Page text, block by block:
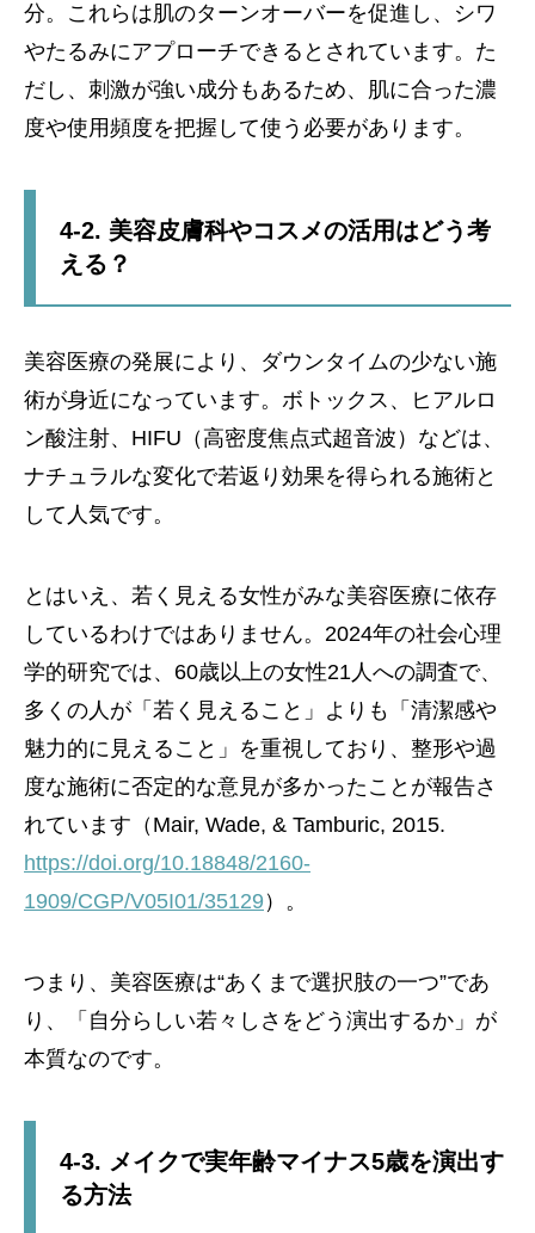
分。これらは肌のターンオーバーを促進し、シワ
やたるみにアプローチできるとされています。た
だし、刺激が強い成分もあるため、肌に合った濃
度や使用頻度を把握して使う必要があります。
4-2. 美容皮膚科やコスメの活用はどう考
える？
美容医療の発展により、ダウンタイムの少ない施
術が身近になっています。ボトックス、ヒアルロ
ン酸注射、HIFU（高密度焦点式超音波）などは、
ナチュラルな変化で若返り効果を得られる施術と
して人気です。
とはいえ、若く見える女性がみな美容医療に依存
しているわけではありません。2024年の社会心理
学的研究では、60歳以上の女性21人への調査で、
多くの人が「若く見えること」よりも「清潔感や
魅力的に見えること」を重視しており、整形や過
度な施術に否定的な意見が多かったことが報告さ
れています（Mair, Wade, & Tamburic, 2015.
https://doi.org/10.18848/2160-
1909/CGP/V05I01/35129）。
つまり、美容医療は“あくまで選択肢の一つ”であ
り、「自分らしい若々しさをどう演出するか」が
本質なのです。
4-3. メイクで実年齢マイナス5歳を演出す
る方法